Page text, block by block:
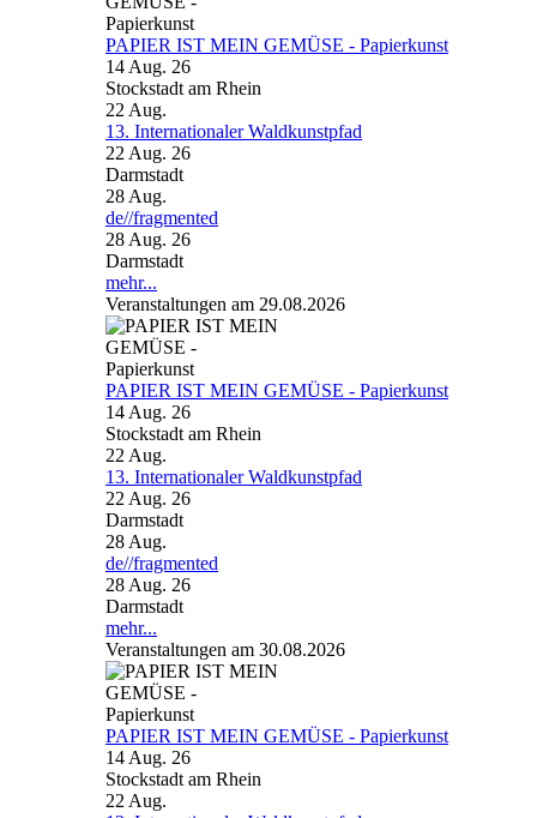
PAPIER IST MEIN GEMÜSE - Papierkunst
14 Aug. 26
Stockstadt am Rhein
22 Aug.
13. Internationaler Waldkunstpfad
22 Aug. 26
Darmstadt
28 Aug.
de//fragmented
28 Aug. 26
Darmstadt
mehr...
Veranstaltungen am 29.08.2026
PAPIER IST MEIN GEMÜSE - Papierkunst
14 Aug. 26
Stockstadt am Rhein
22 Aug.
13. Internationaler Waldkunstpfad
22 Aug. 26
Darmstadt
28 Aug.
de//fragmented
28 Aug. 26
Darmstadt
mehr...
Veranstaltungen am 30.08.2026
PAPIER IST MEIN GEMÜSE - Papierkunst
14 Aug. 26
Stockstadt am Rhein
22 Aug.